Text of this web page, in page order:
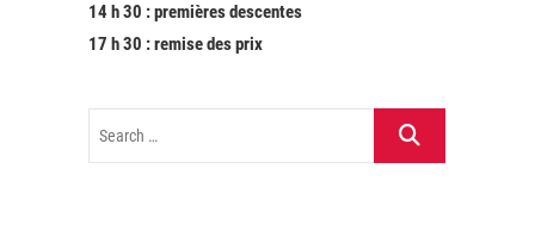
14 h 30 : premières descentes
17 h 30 : remise des prix